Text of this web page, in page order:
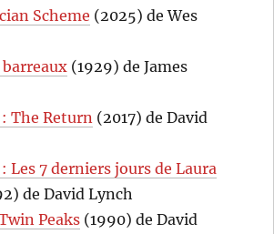
Scheme (2025) de Wes
(1929) de James
The Return (2017) de David
Les 7 derniers jours de Laura
de David Lynch
Peaks (1990) de David